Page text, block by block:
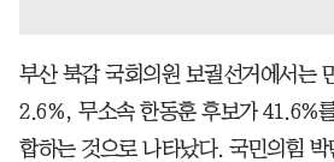
부산 북갑 국회의원 보궐선거에서는
2.6%, 무소속 한동훈 후보가 41.6%
합하는 것으로 나타났다. 국민의힘